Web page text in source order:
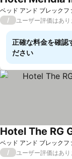
ベッド アンド ブレックフ
/ ユーザー評価はあり
正確な料金を確認
ださい
ベッド アンド ブレックフ
料金を表示
/ ユーザー評価はあり